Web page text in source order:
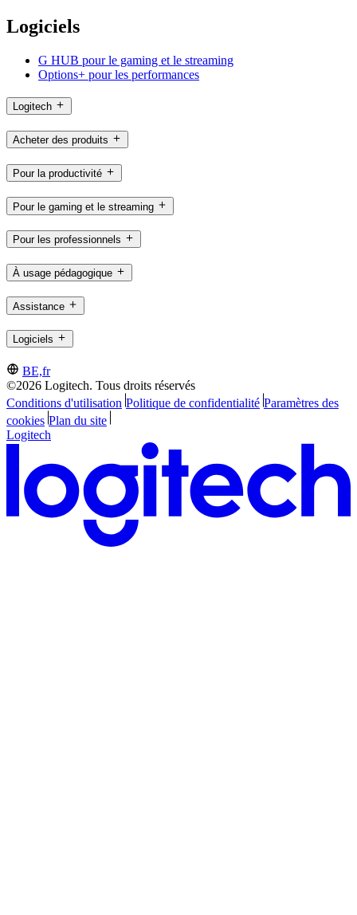
Logiciels
G HUB pour le gaming et le streaming
Options+ pour les performances
Logitech
Acheter des produits
Pour la productivité
Pour le gaming et le streaming
Pour les professionnels
À usage pédagogique
Assistance
Logiciels
BE,fr
©2026 Logitech. Tous droits réservés
Conditions d'utilisation Politique de confidentialité Paramètres des
cookies Plan du site
Logitech